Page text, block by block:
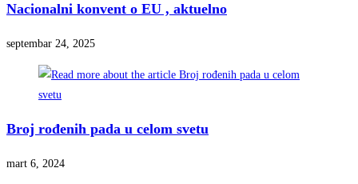
Nacionalni konvent o EU , aktuelno
septembar 24, 2025
Broj rođenih pada u celom svetu
mart 6, 2024